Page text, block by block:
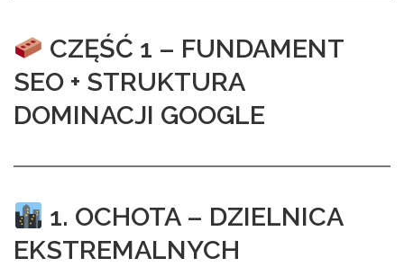
CZĘŚĆ 1 – FUNDAMENT
SEO + STRUKTURA
DOMINACJI GOOGLE
1. OCHOTA – DZIELNICA
EKSTREMALNYCH